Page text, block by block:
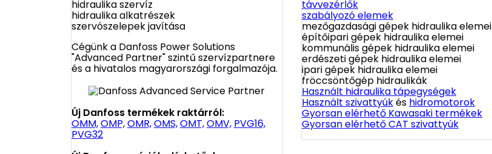
hidraulika szervíz
hidraulika alkatrészek
szervószelepek javítása
Cégünk a Danfoss Power Solutions
"Advanced Partner" szintű szervízpartnere
és a hivatalos magyarországi forgalmazója.
Új Danfoss termékek raktárról:
OMM,OMP,OMR,OMS,OMT,OMV, PVG16,
PVG32
távvezérlők
szabályozó elemek
mezőgazdasági gépek hidraulika elemei
építőipari gépek hidraulika elemei
kommunális gépek hidraulika elemei
erdészeti gépek hidraulika elemei
ipari gépek hidraulika elemei
fröccsöntőgép hidraulikák
Használt hidraulika tápegységek
Használt szivattyúkés hidromotorok
Gyorsan elérhető Kawasaki termékek
Gyorsan elérhető CAT szivattyúk